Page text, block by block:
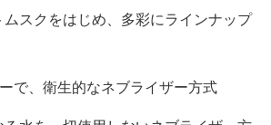
スクをはじめ、多彩にラインナップ
で、衛生的なネブライザー方式